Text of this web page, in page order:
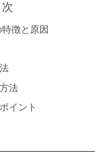
次
徴と原因
法
イント